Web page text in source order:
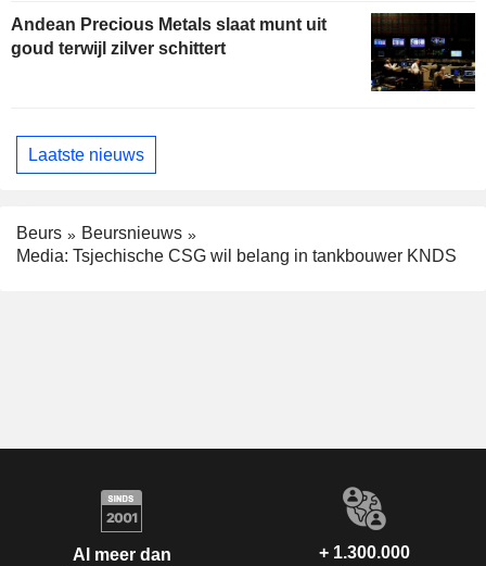
Andean Precious Metals slaat munt uit
goud terwijl zilver schittert
Laatste nieuws
Beurs
Beursnieuws
Media: Tsjechische CSG wil belang in tankbouwer KNDS
Al meer dan
+ 1.300.000